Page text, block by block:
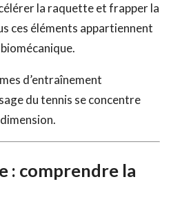
la raquette et frapper la
ces éléments appartiennent
d’entraînement
du tennis se concentre
: comprendre la